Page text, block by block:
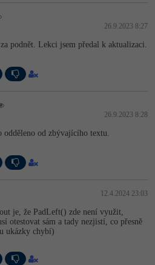
(AI) -10%
26.9.2023 8:27
podnět. Lekci jsem předal k aktualizaci.
26.9.2023 8:28
odděleno od zbývajícího textu.
12.4.2024 23:03
je, že PadLeft() zde není využit,
otestovat sám a tady nezjistí, co přesně
ukázky chybí)